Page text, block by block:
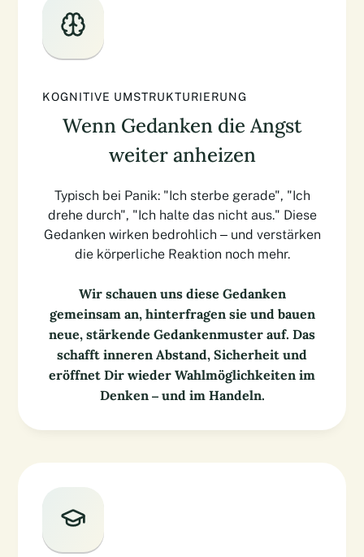
KOGNITIVE UMSTRUKTURIERUNG
Wenn Gedanken die Angst
weiter anheizen
Typisch bei Panik: "Ich sterbe gerade", "Ich
drehe durch", "Ich halte das nicht aus." Diese
Gedanken wirken bedrohlich – und verstärken
die körperliche Reaktion noch mehr.
Wir schauen uns diese Gedanken
gemeinsam an, hinterfragen sie und bauen
neue, stärkende Gedankenmuster auf. Das
schafft inneren Abstand, Sicherheit und
eröffnet Dir wieder Wahlmöglichkeiten im
Denken – und im Handeln.